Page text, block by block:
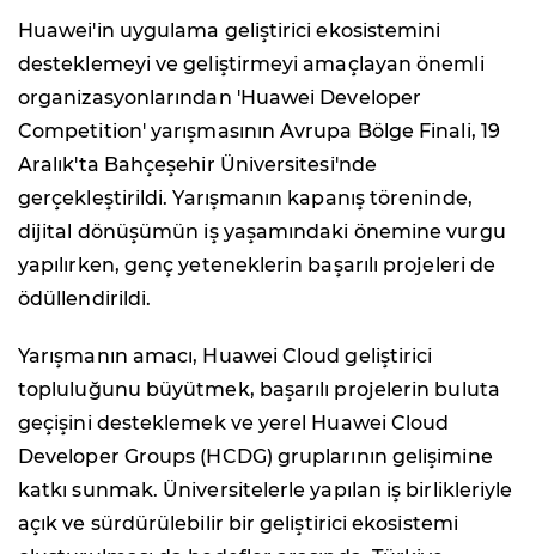
Huawei'in uygulama geliştirici ekosistemini
desteklemeyi ve geliştirmeyi amaçlayan önemli
organizasyonlarından 'Huawei Developer
Competition' yarışmasının Avrupa Bölge Finali, 19
Aralık'ta Bahçeşehir Üniversitesi'nde
gerçekleştirildi. Yarışmanın kapanış töreninde,
dijital dönüşümün iş yaşamındaki önemine vurgu
yapılırken, genç yeteneklerin başarılı projeleri de
ödüllendirildi.
Yarışmanın amacı, Huawei Cloud geliştirici
topluluğunu büyütmek, başarılı projelerin buluta
geçişini desteklemek ve yerel Huawei Cloud
Developer Groups (HCDG) gruplarının gelişimine
katkı sunmak. Üniversitelerle yapılan iş birlikleriyle
açık ve sürdürülebilir bir geliştirici ekosistemi